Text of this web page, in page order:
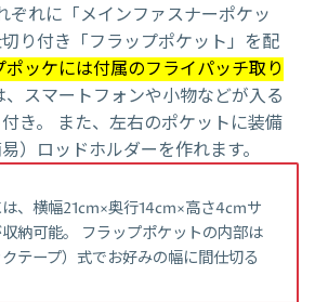
ぞれに「メインファスナーポケッ
り付き「フラップポケット」を配
ッケには付属のフライパッチ取り
、スマートフォンや小物などが入る
き。 また、左右のポケットに装備
）ロッドホルダーを作れます。
、横幅21cm×奥行14cm×高さ4cmサ
納可能。 フラップポケットの内部は
テープ）式でお好みの幅に間仕切る